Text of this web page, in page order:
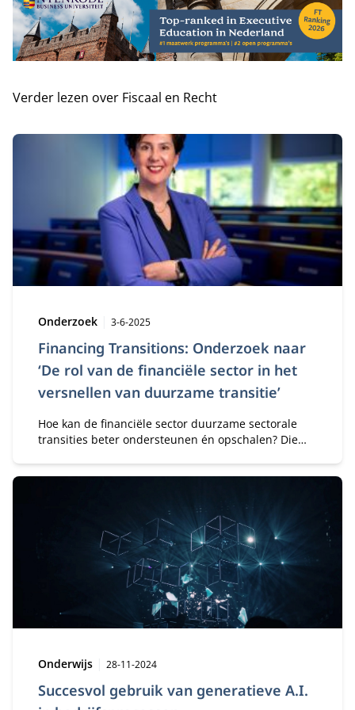
Verder lezen over Fiscaal en Recht
Financing Transitions: Onderzoek naar
‘De rol van de financiële sector in het
versnellen van duurzame transitie’
Type:
Onderzoek Publicatiedatum:
3-6-2025
Hoe kan de financiële sector duurzame sectorale
transities beter ondersteunen én opschalen? Die
met Lotte Groen en Martijn de Wit (TNO). In een
interactieve workshop werden de knelpunten en
oplossingsrichtingen getoetst met een breed
gezelschap uit de financiële wereld.
Succesvol gebruik van generatieve A.I.
Type:
Onderwijs Publicatiedatum:
28-11-2024